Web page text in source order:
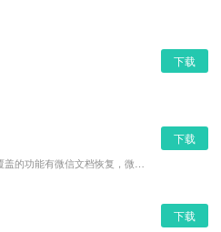
下载
下载
下载